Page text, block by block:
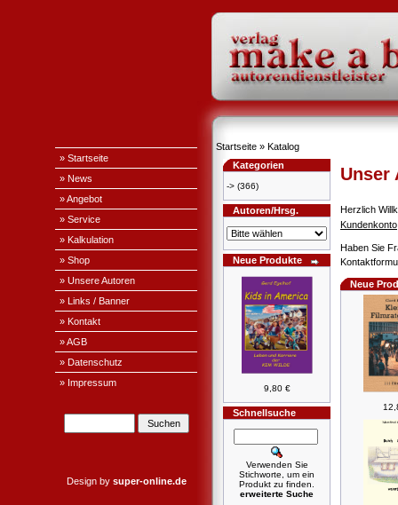
» Startseite
» News
» Angebot
» Service
» Kalkulation
» Shop
» Unsere Autoren
» Links / Banner
» Kontakt
» AGB
» Datenschutz
» Impressum
Design by super-online.de
Startseite » Katalog
Kategorien
-> (366)
Autoren/Hrsg.
Neue Produkte
9,80 €
Schnellsuche
Verwenden Sie
Stichworte, um ein
Produkt zu finden.
erweiterte Suche
Unser
Herzlich
Kundenkonto
Haben Sie
Neue